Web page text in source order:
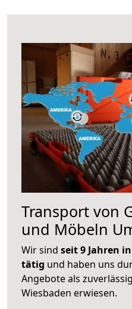
Transport von
und Möbeln
Wir sind seit 9 Jahren
tätig und haben uns
Angebote als
Wiesbaden erwiesen.